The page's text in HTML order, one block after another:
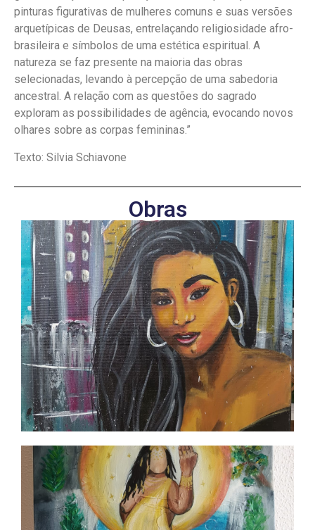
pinturas figurativas de mulheres comuns e suas versões
arquetípicas de Deusas, entrelaçando religiosidade afro-
brasileira e símbolos de uma estética espiritual. A
natureza se faz presente na maioria das obras
selecionadas, levando à percepção de uma sabedoria
ancestral. A relação com as questões do sagrado
exploram as possibilidades de agência, evocando novos
olhares sobre as corpas femininas.”
Texto: Silvia Schiavone
Obras